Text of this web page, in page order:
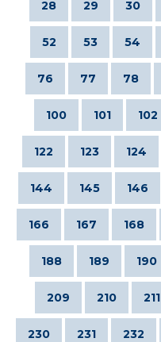
28 29 30
52 53 54
76 77 78
100 101 102
122 123 124
144 145 146
166 167 168
188 189 190
209 210 211
230 231 232